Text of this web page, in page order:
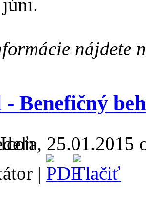
nájdete
- Benefičný
25.01.2015
|